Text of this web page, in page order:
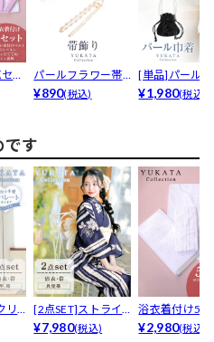
ッ
パールフラワー帯
飾り【2026年新
¥890(税込)
[単品]パール
リボン巾着バ
¥1,980(税込)
です
リ
...
[2点SET]ストライ
プ×百合柄浴衣【...
¥7,980(税込)
浴衣着付け5点
ト【YUKATA
¥2,980(税込)